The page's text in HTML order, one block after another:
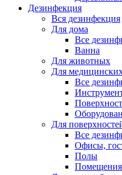
Дезинфекция
Вся дезинфекция
Для дома
Все
Ванна
Для животных
Для
Все
Для
Все
Офисы,
Полы
Помещения